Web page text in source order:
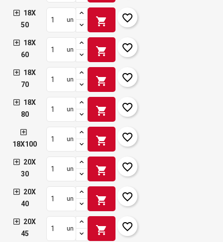
18X
50
un shopping_cart favorite_border
18X
60
un shopping_cart favorite_border
18X
70
un shopping_cart favorite_border
18X
80
un shopping_cart favorite_border
18X100
un shopping_cart favorite_border
20X
30
un shopping_cart favorite_border
20X
40
un shopping_cart favorite_border
20X
45
un shopping_cart favorite_border